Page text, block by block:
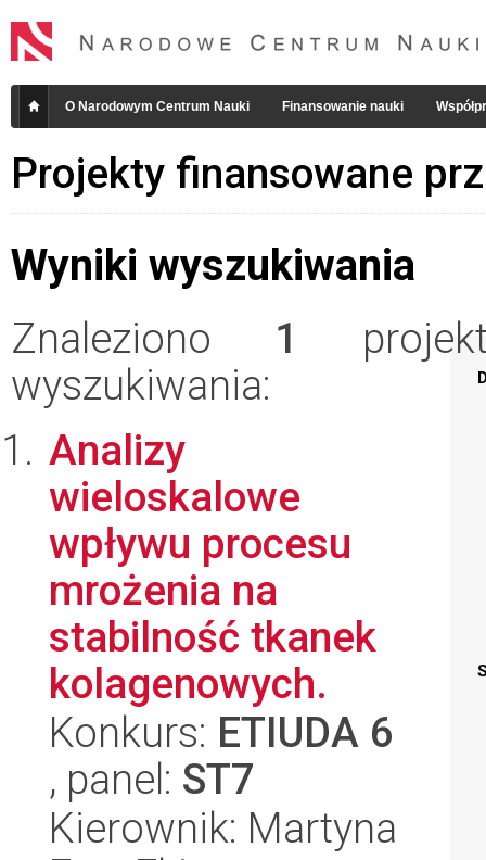
O Narodowym Centrum Nauki Finansowanie nauki
Projekty finansowane
Wyniki wyszukiwania
Znaleziono 1
wyszukiwania:
Analizy
wieloskalowe
wpływu procesu
mrożenia na
stabilność tkanek
kolagenowych.
Konkurs: ETIUDA 6
, panel: ST7
Kierownik: Martyna